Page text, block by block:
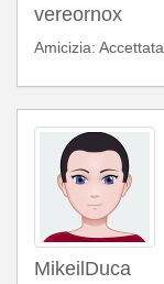
vereornox
Amicizia: Accettata
MikeilDuca